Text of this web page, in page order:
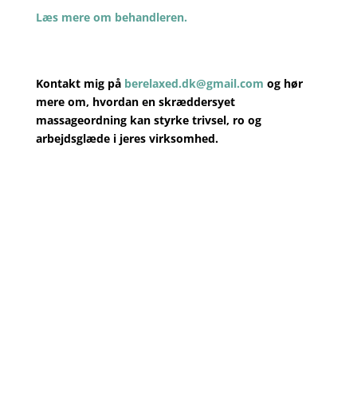
Læs mere om behandleren.
Kontakt mig på berelaxed.dk@gmail.com og hør
mere om, hvordan en skræddersyet
massageordning kan styrke trivsel, ro og
arbejdsglæde i jeres virksomhed.